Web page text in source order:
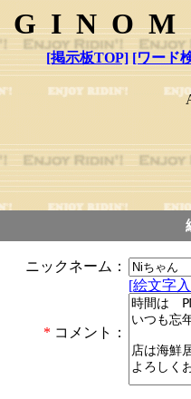
[掲示板TOP] [ワード
ニックネーム：
* コメント：
[絵文字